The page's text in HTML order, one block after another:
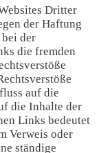
Dritter
der Haftung
der
die fremden
auf die
die Inhalte der
Links bedeutet
Verweis oder
ständige